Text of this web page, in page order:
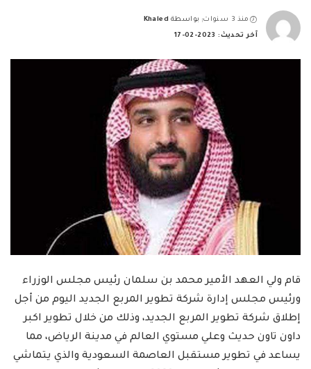
منذ 3 سنوات
Posted
by
بواسطة Khaled
آخر تحديث: 2023-02-17
قام ولي العهد الأمير محمد بن سلمان رئيس مجلس الوزراء
ورئيس مجلس إدارة شركة تطوير المربع الجديد اليوم من أجل
إطلاق شركة تطوير المربع الجديد، وذلك من خلال تطوير اكبر
داون تاون حديث وعلي مستوي العالم في مدينة الرياض، مما
يساعد في تطوير مستقبل العاصمة السعودية والذي يتماشي